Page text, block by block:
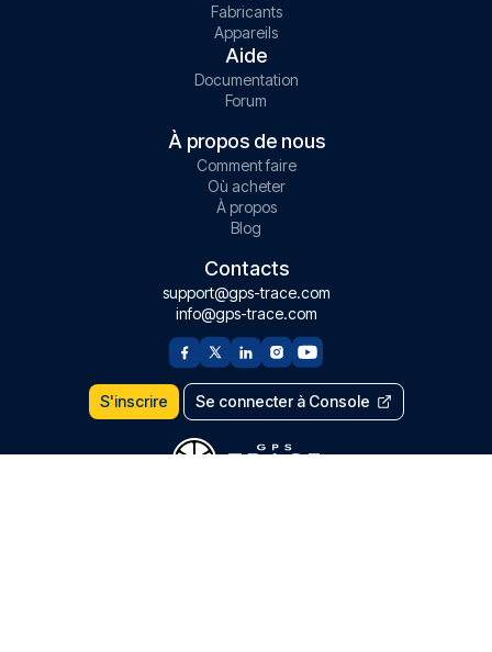
Fabricants
Appareils
Aide
Documentation
Forum
À propos de nous
Comment faire
Où acheter
À propos
Blog
Contacts
support@gps-trace.com
info@gps-trace.com
S'inscrire Se connecter à Console